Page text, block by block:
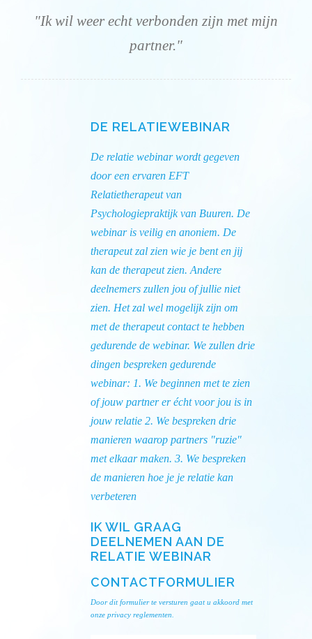
"Ik wil weer echt verbonden zijn met mijn
partner."
DE RELATIEWEBINAR
De relatie webinar wordt gegeven
door een ervaren EFT
Relatietherapeut van
Psychologiepraktijk van Buuren. De
webinar is veilig en anoniem. De
therapeut zal zien wie je bent en jij
kan de therapeut zien. Andere
deelnemers zullen jou of jullie niet
zien. Het zal wel mogelijk zijn om
met de therapeut contact te hebben
gedurende de webinar. We zullen drie
dingen bespreken gedurende
webinar: 1. We beginnen met te zien
of jouw partner er écht voor jou is in
jouw relatie 2. We bespreken drie
manieren waarop partners "ruzie"
met elkaar maken. 3. We bespreken
de manieren hoe je je relatie kan
verbeteren
IK WIL GRAAG
DEELNEMEN AAN DE
RELATIE WEBINAR
CONTACTFORMULIER
Door dit formulier te versturen gaat u akkoord met
onze privacy reglementen.